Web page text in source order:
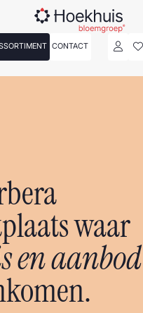
CONTACT
waar
en aanbod